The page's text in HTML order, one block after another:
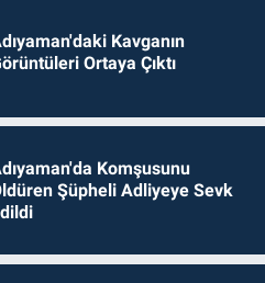
Kavganın
Ortaya Çıktı
Komşusunu
Şüpheli Adliyeye Sevk